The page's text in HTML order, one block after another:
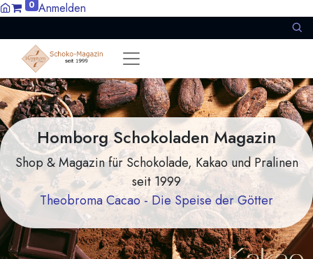
0 Anmelden
Homborg Schokoladen Magazin
Shop & Magazin für Schokolade, Kakao und Pralinen
seit 1999
Theobroma Cacao - Die Speise der Götter